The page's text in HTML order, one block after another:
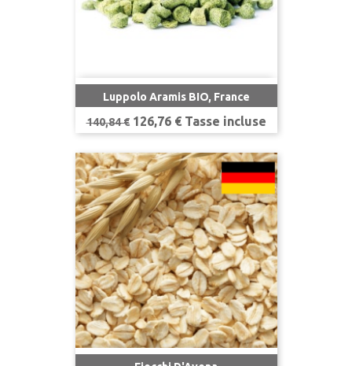
Luppolo Aramis BIO, France
Prezzo
base
140,84 € Prezzo
126,76 € Tasse incluse